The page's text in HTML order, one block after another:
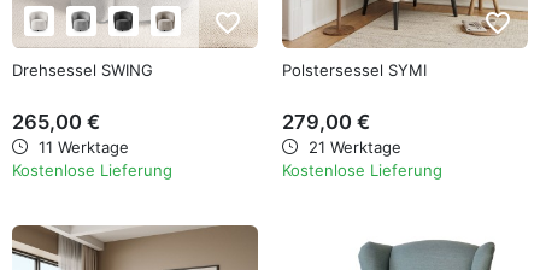
favorite_border
Drehsessel SWING
265,00 €
11 Werktage
Kostenlose Lieferung
favorite_border
Polstersessel SYMI
279,00 €
21 Werktage
Kostenlose Lieferung